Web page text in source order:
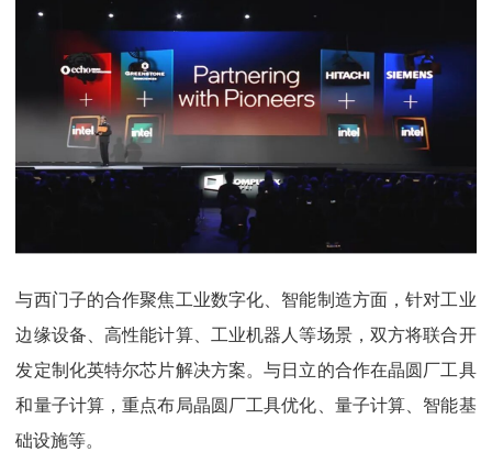
与西门子的合作聚焦工业数字化、智能制造方面，针对工业
边缘设备、高性能计算、工业机器人等场景，双方将联合开
发定制化英特尔芯片解决方案。与日立的合作在晶圆厂工具
和量子计算，重点布局晶圆厂工具优化、量子计算、智能基
础设施等。